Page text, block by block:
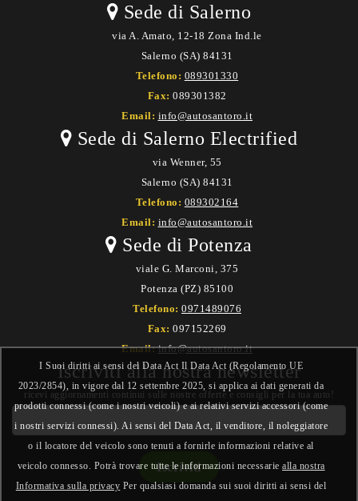
Sede di Salerno
via A. Amato, 12-18 Zona Ind.le
Salerno (SA) 84131
Telefono: 089301330
Fax: 089301382
Email: info@autosantoro.it
Sede di Salerno Electrified
via Wenner, 55
Salerno (SA) 84131
Telefono: 089302164
Email: info@autosantoro.it
Sede di Potenza
viale G. Marconi, 375
Potenza (PZ) 85100
Telefono: 0971489076
Fax: 097152269
Email:info@autosantoro.it
Iscriviti alla nostra newsletter
ricevi aggiornamenti continui sulle nostre offerte e consigli per la tua auto!
I Suoi diritti ai sensi del Data Act Il Data Act (Regolamento UE
2023/2854), in vigore dal 12 settembre 2025, si applica ai dati generati da
prodotti connessi (come i nostri veicoli) e ai relativi servizi accessori (come
i nostri servizi connessi). Ai sensi del Data Act, il venditore, il noleggiatore
o il locatore del veicolo sono tenuti a fornirle informazioni relative al
veicolo connesso. Potrà trovare tutte le informazioni necessarie alla nostra
Informativa sulla privacy Per qualsiasi domanda sui suoi diritti ai sensi del